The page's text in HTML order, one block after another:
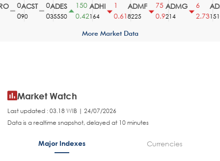
ACST
90
ADES
35550
150
0.42
ADHI
164
0.61
ADMF
8225
75
0.9
ADMG
214
2.731510
More Market Data
Market Watch
Last updated : 03.18 WIB | 24/07/2026
Data is a realtime snapshot, delayed at 10 minutes
Major Indexes Currencies